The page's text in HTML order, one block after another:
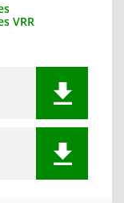
VRR